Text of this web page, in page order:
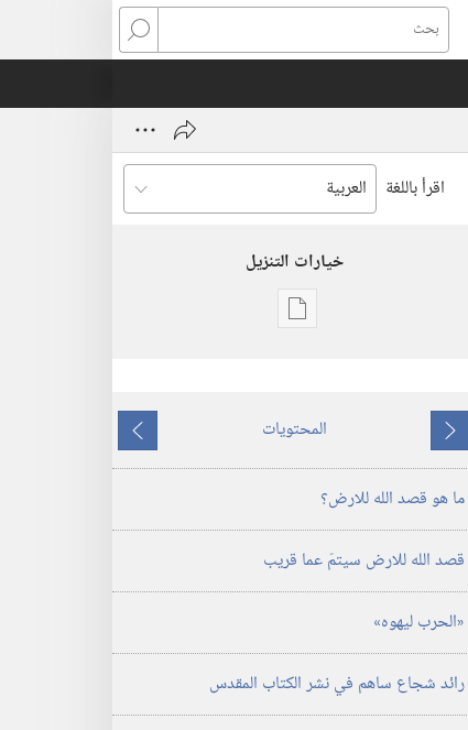
بحث
اقرأ باللغة
خيارات التنزيل
خيارات
المراقبة
(‏الطبعة
‏‎١٥‏ ‏‎أيار/
مايو‏
‎٢٠٠٦
ما
يسبق
المحتويات
ما
يلي
ما هو قصد الله للارض؟‏
قصد الله للارض سيتمّ عما قريب
‏«الحرب ليهوه»‏
رائد شجاع ساهم في نشر الكتاب المقدس